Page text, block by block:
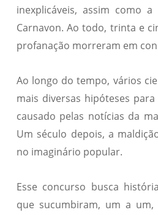
inexplicáveis, assim como
Carnavon. Ao todo, trinta e
profanação morreram em
Ao longo do tempo, vários
mais diversas hipóteses
causado pelas notícias da
Um século depois, a
no imaginário popular.
Esse concurso busca
que sucumbiram, um a